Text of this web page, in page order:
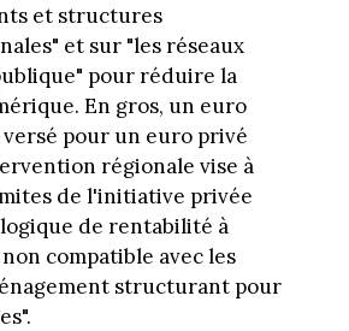
et structures
et sur "les réseaux
pour réduire la
En gros, un euro
pour un euro privé
régionale vise à
de l'initiative privée
de rentabilité à
compatible avec les
structurant pour